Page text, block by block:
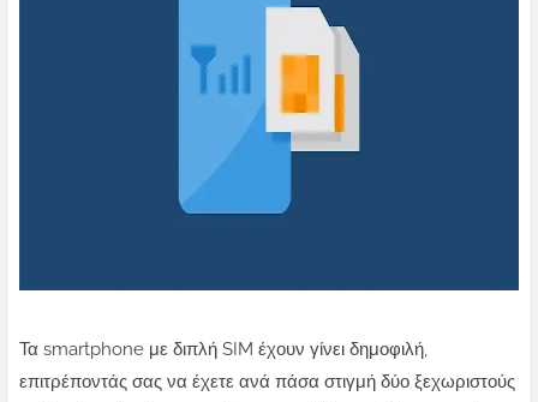
Τα smartphone με διπλή SIM έχουν γίνει δημοφιλή,
επιτρέποντάς σας να έχετε ανά πάσα στιγμή δύο ξεχωριστούς